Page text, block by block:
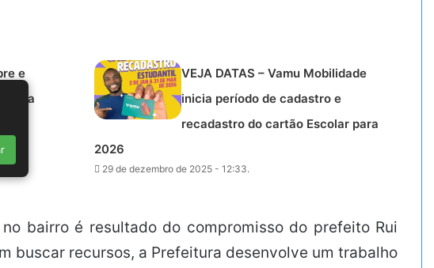
e
VEJA DATAS – Vamu Mobilidade
inicia período de cadastro e
recadastro do cartão Escolar para
2026
29 de dezembro de 2025 - 12:33.
bairro é resultado do compromisso do prefeito Rui
buscar recursos, a Prefeitura desenvolve um trabalho